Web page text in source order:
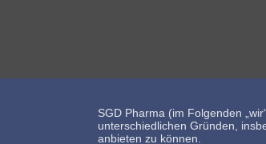
Bleiben Sie mit uns
SGD Pharma (im Folgenden
unterschiedlichen Gründen,
anbieten zu können.